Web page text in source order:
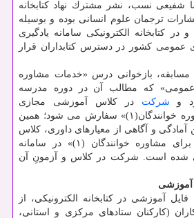
شفیعی نسب، نشر مشترك نهاد كتابخانه
ترجمان علوم انسانی بوده و بوسیله
و در كتابخانه الكترونیكی سامانه یادگیری
عمومی كشور در دسترس كتابداران قرار
بازخوانی درس «خدمات مشاوره
عمومی» كه مطالب آن در دوره مدرسه
و شركت در كلاس آموزشی مجازی
«مرورنویسی برای مشاوره خوانندگان(۱)» سفارش می شود؛ همین
و آگاهی از معیارهای داوری، كلاس
آموزشی «مرورنویسی برای مشاوره خوانندگان (۱)» در سامانه
شده است. شركت در كلاس و آزمونِ آن
آموزشی در كتابخانه الكترونیكی، از
(كاركنان ستادهای مركزی و استانی،